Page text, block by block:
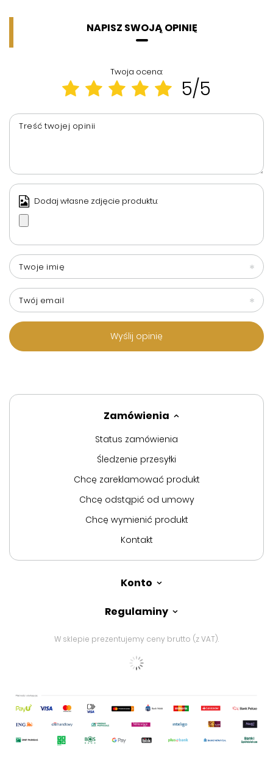
NAPISZ SWOJĄ OPINIĘ
Twoja ocena:
5/5
Treść twojej opinii
Dodaj własne zdjęcie produktu:
Twoje imię
Twój email
Wyślij opinię
Zamówienia
Status zamówienia
Śledzenie przesyłki
Chcę zareklamować produkt
Chcę odstąpić od umowy
Chcę wymienić produkt
Kontakt
Konto
Regulaminy
W sklepie prezentujemy ceny brutto (z VAT).